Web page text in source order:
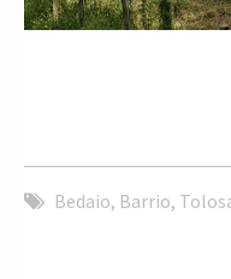
Bedaio, Barrio,